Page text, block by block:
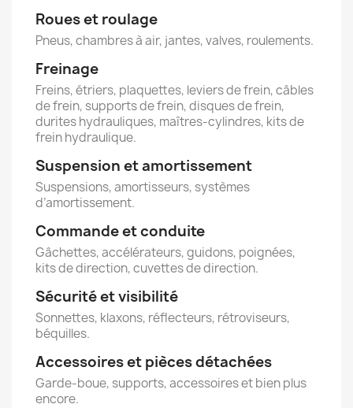
Roues et roulage
Pneus, chambres à air, jantes, valves, roulements.
Freinage
Freins, étriers, plaquettes, leviers de frein, câbles
de frein, supports de frein, disques de frein,
durites hydrauliques, maîtres-cylindres, kits de
frein hydraulique.
Suspension et amortissement
Suspensions, amortisseurs, systèmes
d’amortissement.
Commande et conduite
Gâchettes, accélérateurs, guidons, poignées,
kits de direction, cuvettes de direction.
Sécurité et visibilité
Sonnettes, klaxons, réflecteurs, rétroviseurs,
béquilles.
Accessoires et pièces détachées
Garde-boue, supports, accessoires et bien plus
encore.